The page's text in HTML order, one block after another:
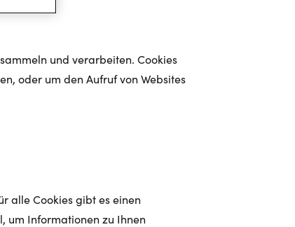
und verarbeiten. Cookies
oder um den Aufruf von Websites
alle Cookies gibt es einen
um Informationen zu Ihnen